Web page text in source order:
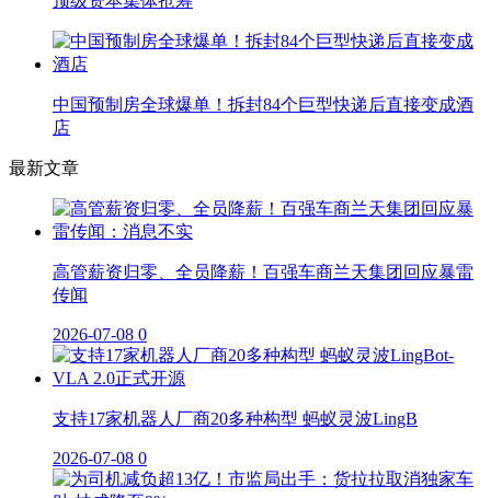
中国预制房全球爆单！拆封84个巨型快递后直接变成酒
店
最新文章
高管薪资归零、全员降薪！百强车商兰天集团回应暴雷
传闻
2026-07-08 0
支持17家机器人厂商20多种构型 蚂蚁灵波LingB
2026-07-08 0